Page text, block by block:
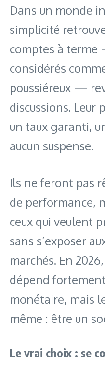
Dans un monde
simplicité
comptes à
considérés
poussiéreux —
discussions. Leur
un taux garanti,
aucun suspense.
Ils ne feront pas
de performance,
ceux qui veulent
sans s’exposer
marchés. En
dépend
monétaire, mais
même : être un
Le vrai choix : se